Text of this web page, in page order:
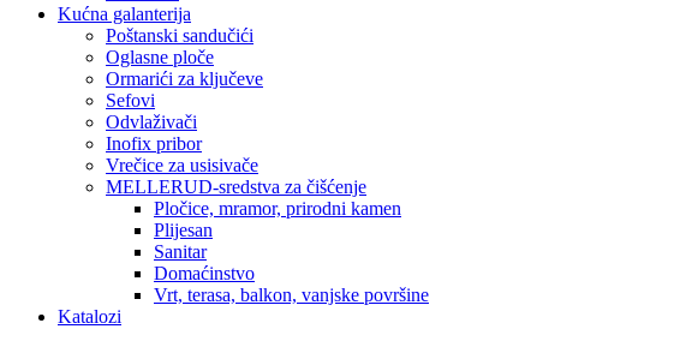
Kućna galanterija
Poštanski sandučići
Oglasne ploče
Ormarići za ključeve
Sefovi
Odvlaživači
Inofix pribor
Vrečice za usisivače
MELLERUD-sredstva za čišćenje
Pločice, mramor, prirodni kamen
Plijesan
Sanitar
Domaćinstvo
Vrt, terasa, balkon, vanjske površine
Katalozi